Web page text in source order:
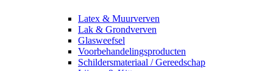
Latex & Muurverven
Lak & Grondverven
Glasweefsel
Voorbehandelingsproducten
Schildersmateriaal / Gereedschap